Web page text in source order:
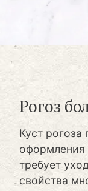
Рогоз
Куст рогоза
оформления
требует
свойства